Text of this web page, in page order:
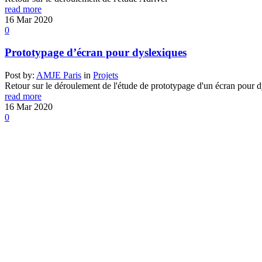
read more
16 Mar 2020
0
Prototypage d’écran pour dyslexiques
Post by: AMJE Paris in Projets
Retour sur le déroulement de l'étude de prototypage d'un écran pour
read more
16 Mar 2020
0